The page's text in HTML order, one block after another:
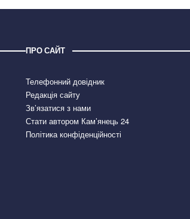
ПРО САЙТ
Телефонний довідник
Редакція сайту
Зв’язатися з нами
Стати автором Кам’янець 24
Політика конфіденційності